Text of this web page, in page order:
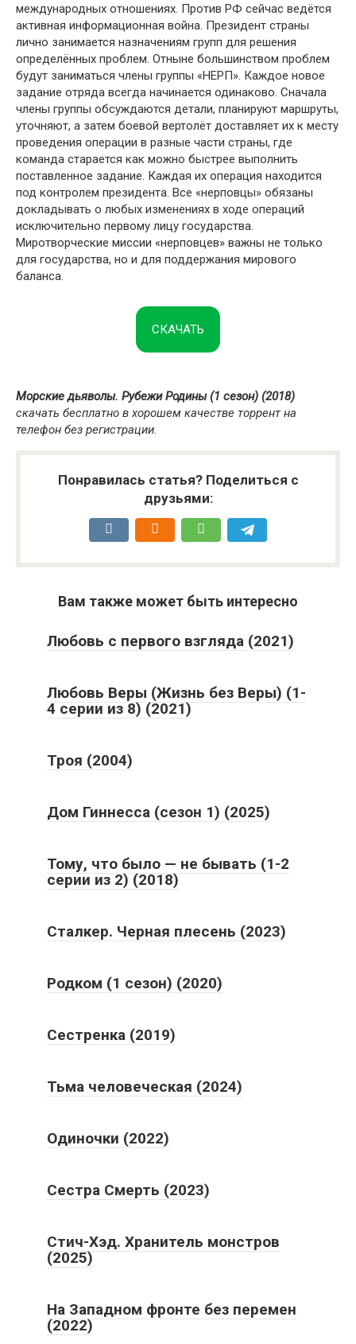
международных отношениях. Против РФ сейчас ведётся
активная информационная война. Президент страны
лично занимается назначениям групп для решения
определённых проблем. Отныне большинством проблем
будут заниматься члены группы «НЕРП». Каждое новое
задание отряда всегда начинается одинаково. Сначала
члены группы обсуждаются детали, планируют маршруты,
уточняют, а затем боевой вертолёт доставляет их к месту
проведения операции в разные части страны, где
команда старается как можно быстрее выполнить
поставленное задание. Каждая их операция находится
под контролем президента. Все «нерповцы» обязаны
докладывать о любых изменениях в ходе операций
исключительно первому лицу государства.
Миротворческие миссии «нерповцев» важны не только
для государства, но и для поддержания мирового
баланса.
СКАЧАТЬ
Морские дьяволы. Рубежи Родины (1 сезон) (2018)
скачать бесплатно в хорошем качестве торрент на
телефон без регистрации.
Понравилась статья? Поделиться с
друзьями:
Вам также может быть интересно
Любовь с первого взгляда (2021)
Любовь Веры (Жизнь без Веры) (1-
4 серии из 8) (2021)
Троя (2004)
Дом Гиннесса (сезон 1) (2025)
Тому, что было — не бывать (1-2
серии из 2) (2018)
Сталкер. Черная плесень (2023)
Родком (1 сезон) (2020)
Сестренка (2019)
Тьма человеческая (2024)
Одиночки (2022)
Сестра Смерть (2023)
Стич-Хэд. Хранитель монстров
(2025)
На Западном фронте без перемен
(2022)